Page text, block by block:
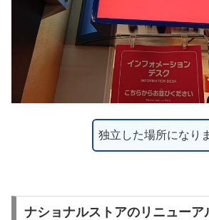
独立した場所になり
ナショナルストアのリニューア